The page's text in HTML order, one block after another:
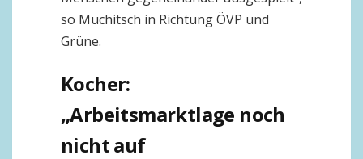
so Muchitsch in Richtung ÖVP und
Grüne.
Kocher:
„Arbeitsmarktlage noch
nicht auf